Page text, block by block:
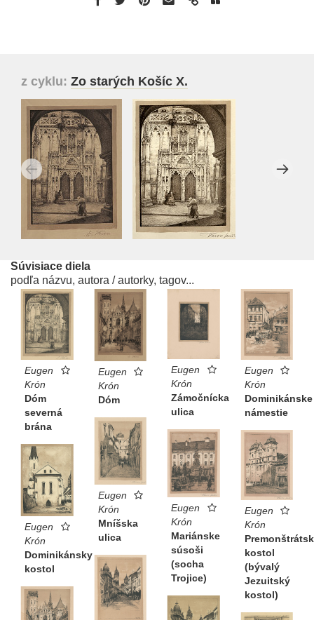
z cyklu: Zo starých Košíc X.
Súvisiace diela
podľa názvu, autora / autorky, tagov...
Eugen
Krón
Dóm
severná
brána
Eugen
Krón
Dóm
Eugen
Krón
Zámočnícka
ulica
Eugen
Krón
Dominikánske
námestie
Eugen
Krón
Mníšska
ulica
Eugen
Krón
Mariánske
súsoši
(socha
Trojice)
Eugen
Krón
kostol
(bývalý
Jezuitský
kostol)
Eugen
Krón
Dominikánsky
kostol